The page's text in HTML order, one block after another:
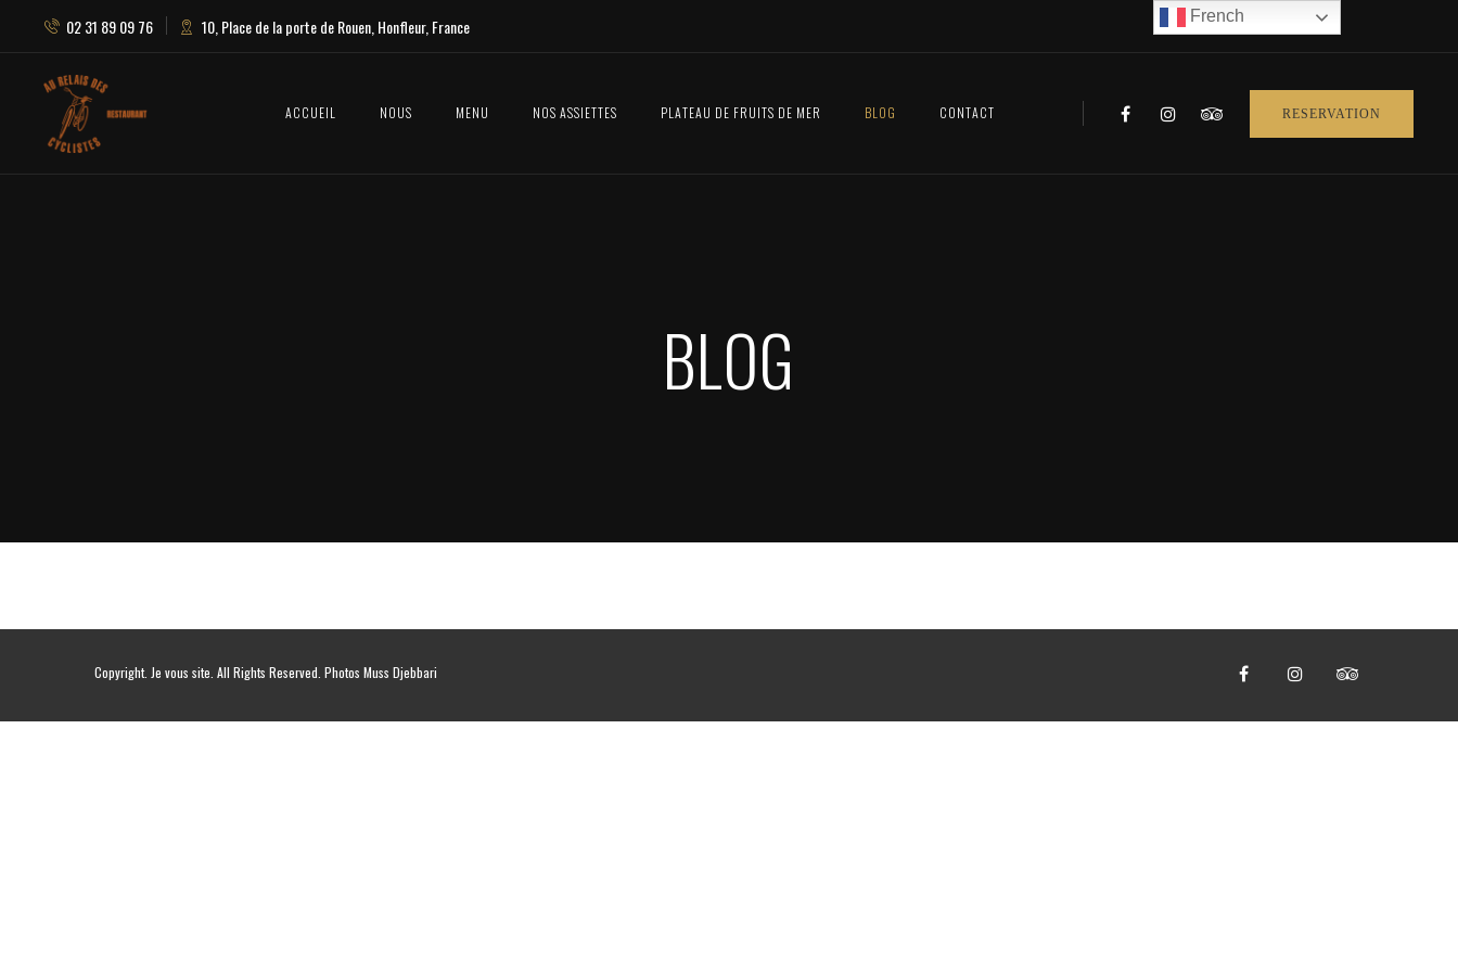
02 31 89 09 76 10, Place de la porte de Rouen, Honfleur, France
RESERVATION
ACCUEIL NOUS MENU NOS ASSIETTES PLATEAU DE FRUITS DE MER BLOG CONTACT
BLOG
Copyright. Je vous site. All Rights Reserved. Photos Muss Djebbari
French